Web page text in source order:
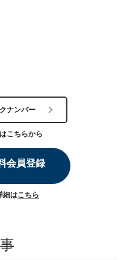
ナンバー
こちらから
会員登録
細はこちら